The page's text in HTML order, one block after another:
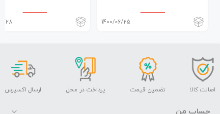
1400/06/25
28
اصالت کالا تضمین قیمت پرداخت در محل ارسال اکسپرس
حساب من